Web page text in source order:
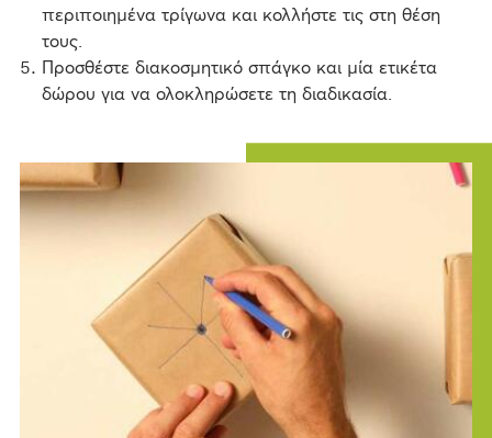
περιποιημένα τρίγωνα και κολλήστε τις στη θέση
τους.
Προσθέστε διακοσμητικό σπάγκο και μία ετικέτα
δώρου για να ολοκληρώσετε τη διαδικασία.